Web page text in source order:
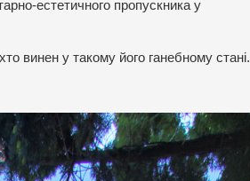
естетичного пропускника у
винен у такому його ганебному стані.